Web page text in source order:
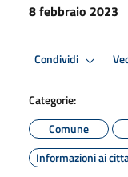
8 febbraio 2023
Condividi
Categorie:
Comune
Informazioni ai